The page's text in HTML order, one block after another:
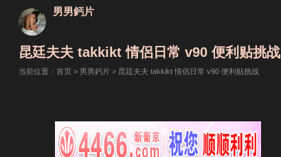
广告招租中，期待与您的合作
男男鈣片
昆廷夫夫 takkikt 情侶日常 v90 便利贴挑战
当前位置： 首页> 男男鈣片> 昆廷夫夫 takkikt 情侶日常 v90 便利贴挑战